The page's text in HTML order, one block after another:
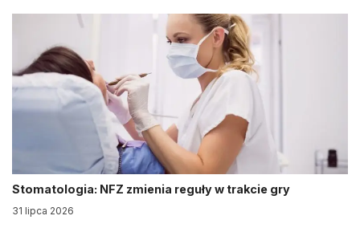
Stomatologia: NFZ zmienia reguły w trakcie gry
31 lipca 2026